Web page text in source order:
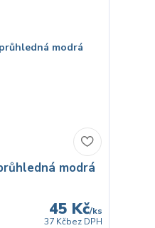
modrá
45 Kč/ks
37 Kčbez DPH